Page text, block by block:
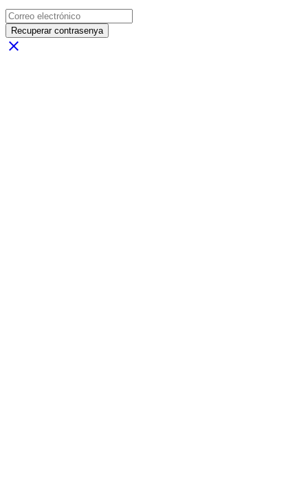
Recuperar contrasenya
close